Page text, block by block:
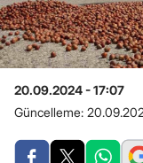
20.09.2024 - 17:07
Güncelleme: